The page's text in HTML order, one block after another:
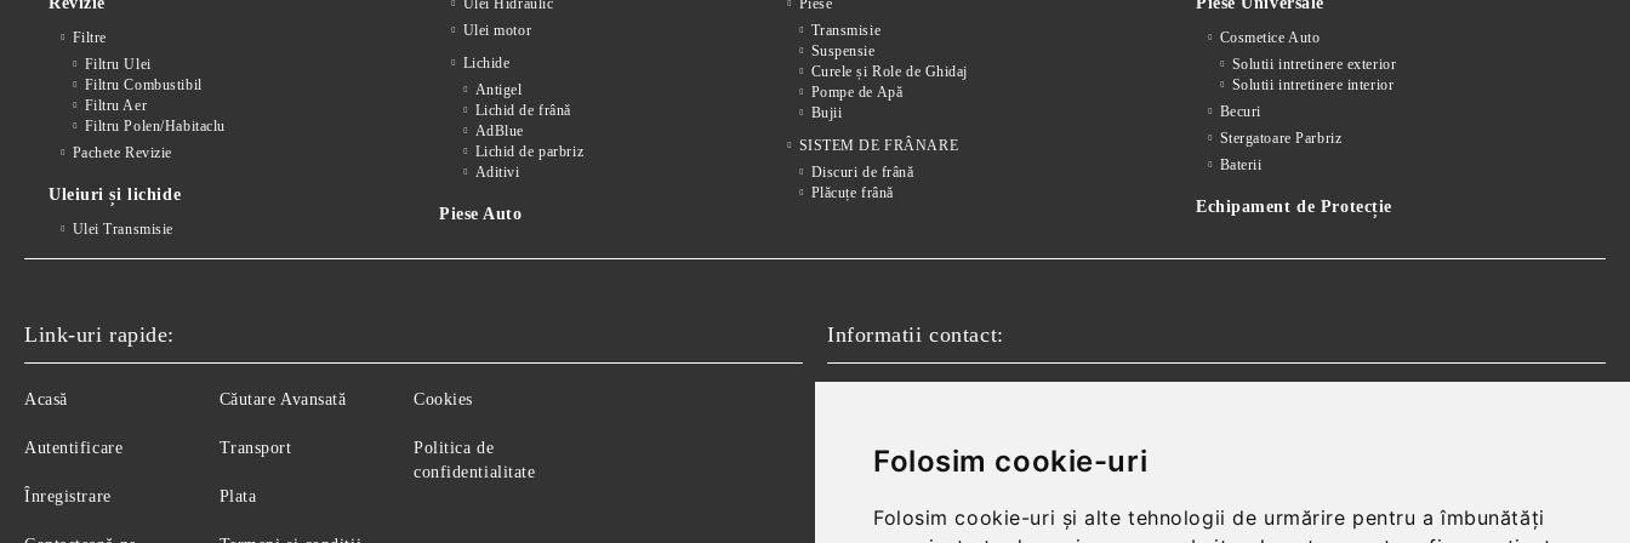
Folosim cookie-uri
Folosim cookie-uri și alte tehnologii de urmărire pentru a îmbunătăți
Filtre
Filtru Ulei
Filtru Combustibil
Filtru Aer
Filtru Polen/Habitaclu
Pachete Revizie
Uleiuri și lichide
Ulei Transmisie
Ulei Hidraulic
Ulei motor
Lichide
Antigel
Lichid de frânǎ
AdBlue
Lichid de parbriz
Aditivi
Piese Auto
Piese
Transmisie
Suspensie
Curele și Role de Ghidaj
Pompe de Apă
Bujii
SISTEM DE FRÂNARE
Discuri de frână
Plăcuțe frână
Cosmetice Auto
Solutii intretinere exterior
Solutii intretinere interior
Becuri
Stergatoare Parbriz
Baterii
Echipament de Protecție
Link-uri rapide:
Acasă
Autentificare
Înregistrare
Căutare Avansată
Transport
Plata
Cookies
Politica de
confidentialitate
Informatii contact: